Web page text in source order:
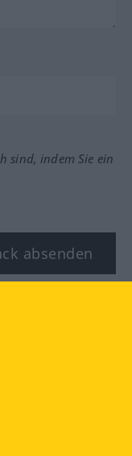
sind, indem Sie ein
absenden